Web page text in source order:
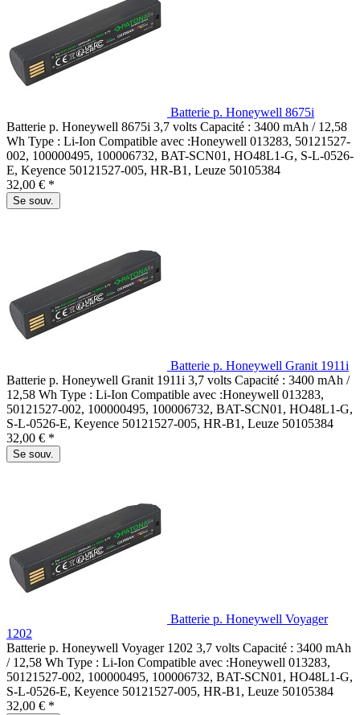
Batterie p. Honeywell 8675i
Batterie p. Honeywell 8675i 3,7 volts Capacité : 3400 mAh / 12,58
Wh Type : Li-Ion Compatible avec :Honeywell 013283, 50121527-
002, 100000495, 100006732, BAT-SCN01, HO48L1-G, S-L-0526-
E, Keyence 50121527-005, HR-B1, Leuze 50105384
32,00 € *
Se souv.
Batterie p. Honeywell Granit 1911i
Batterie p. Honeywell Granit 1911i 3,7 volts Capacité : 3400 mAh /
12,58 Wh Type : Li-Ion Compatible avec :Honeywell 013283,
50121527-002, 100000495, 100006732, BAT-SCN01, HO48L1-G,
S-L-0526-E, Keyence 50121527-005, HR-B1, Leuze 50105384
32,00 € *
Se souv.
Batterie p. Honeywell Voyager
1202
Batterie p. Honeywell Voyager 1202 3,7 volts Capacité : 3400 mAh
/ 12,58 Wh Type : Li-Ion Compatible avec :Honeywell 013283,
50121527-002, 100000495, 100006732, BAT-SCN01, HO48L1-G,
S-L-0526-E, Keyence 50121527-005, HR-B1, Leuze 50105384
32,00 € *